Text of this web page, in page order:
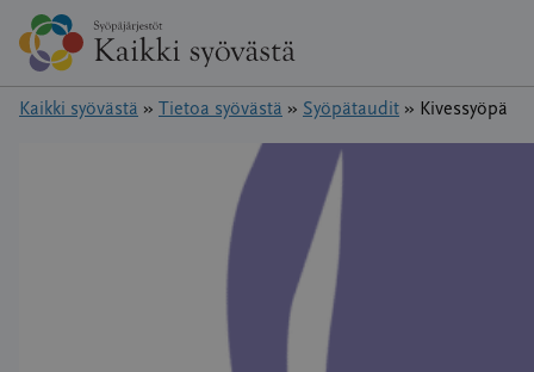
Hyppää
sisältöön
Kaikki syövästä » Tietoa syövästä » Syöpätaudit » Kivessyöpä